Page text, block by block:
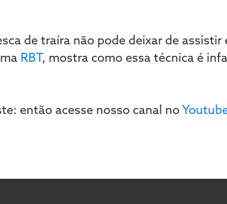
de traíra não pode deixar de assistir
RBT, mostra como essa técnica é
então acesse nosso canal no